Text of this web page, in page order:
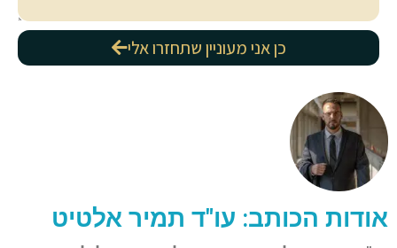
כן אני מעוניין שתחזרו אלי
אודות הכותב: עו"ד תמיר אלטיט